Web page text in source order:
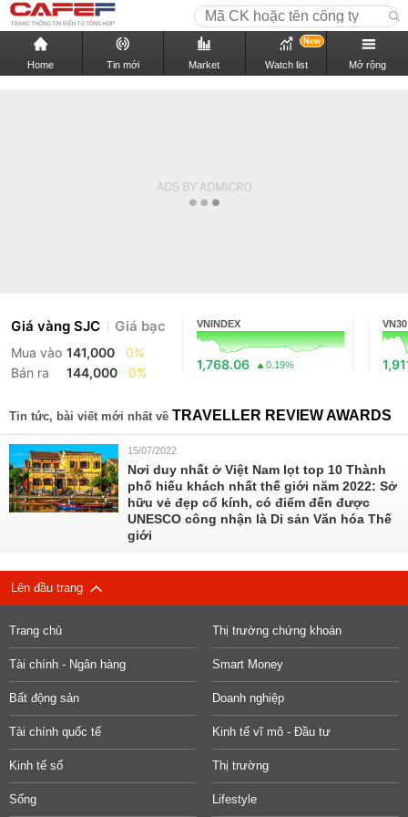
Home Tin mới Market Watch list
New
Mở rộng
Giá vàng SJC Giá bạc
Mua vào 141,000
0%
Bán ra
144,000 0%
VNINDEX
1,768.06 0.19%
VN30
Tin tức, bài viết mới nhất về TRAVELLER REVIEW AWARDS
15/07/2022
Nơi duy nhất ở Việt Nam lọt top 10 Thành
phố hiếu khách nhất thế giới năm 2022: Sở
hữu vẻ đẹp cổ kính, có điểm đến được
UNESCO công nhận là Di sản Văn hóa Thế
giới
Lên đầu trang
Trang chủ Thị trường chứng khoán
Tài chính - Ngân hàng Smart Money
Bất động sản Doanh nghiệp
Tài chính quốc tế Kinh tế vĩ mô - Đầu tư
Kinh tế số Thị trường
Sống Lifestyle